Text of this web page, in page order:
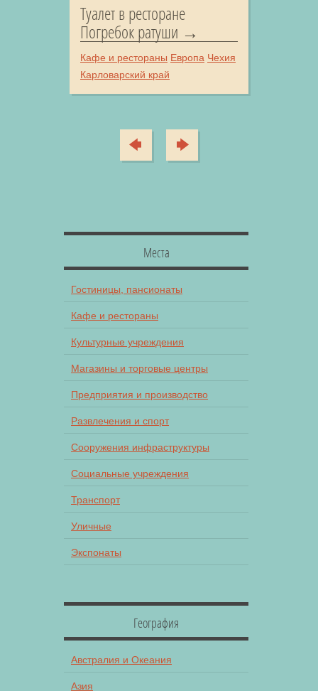
Туалет в ресторане
Погребок ратуши
Кафе и рестораны Европа Чехия
Карловарский край
Места
Гостиницы, пансионаты
Кафе и рестораны
Культурные учреждения
Магазины и торговые центры
Предприятия и производство
Развлечения и спорт
Сооружения инфраструктуры
Социальные учреждения
Транспорт
Уличные
Экспонаты
География
Австралия и Океания
Азия